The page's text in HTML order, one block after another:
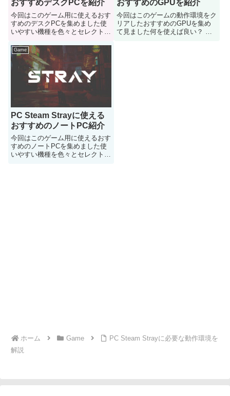
おすすめデスクPCを紹介
今回はこのゲーム用に使えるおす
すめのデスクPCを集めました使
いやすい機種を色々とセレクトし
おすすめのGPUを紹介
今回はこのゲームの動作環境をク
リアしたおすすめのGPUを集め
て見ました何を使えば良い？ グ
Game
PC Steam Strayに使える
おすすめのノートPC紹介
今回はこのゲーム用に使えるおす
すめのノートPCを集めました使
いやすい機種を色々とセレクトし
ホーム Game
PC Steam Strayに必要な動作環境を
解説